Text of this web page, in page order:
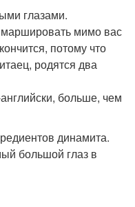
глазами.
мимо вас
потому что
родятся два
больше, чем
динамита.
большой глаз в